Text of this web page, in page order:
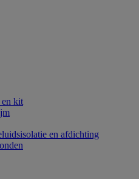
en kit
en afdichting